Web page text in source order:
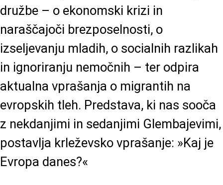
družbe – o ekonomski krizi in
naraščajoči brezposelnosti, o
izseljevanju mladih, o socialnih razlikah
in ignoriranju nemočnih – ter odpira
aktualna vprašanja o migrantih na
evropskih tleh. Predstava, ki nas sooča
z nekdanjimi in sedanjimi Glembajevimi,
postavlja krleževsko vprašanje: »Kaj je
Evropa danes?«